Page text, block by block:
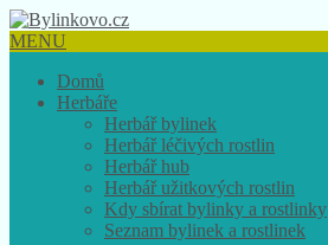
MENU
Domů
Herbáře
Herbář bylinek
Herbář léčivých rostlin
Herbář hub
Herbář užitkových rostlin
Kdy sbírat bylinky a rostlinky
Seznam bylinek a rostlinek